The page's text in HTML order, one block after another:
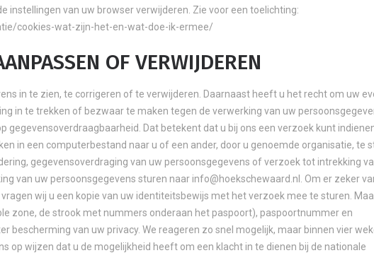
instellingen van uw browser verwijderen. Zie voor een toelichting:
cookies-wat-zijn-het-en-wat-doe-ik-ermee/
OF VERWIJDEREN
in te zien, te corrigeren of te verwijderen. Daarnaast heeft u het recht om uw
in te trekken of bezwaar te maken tegen de verwerking van uw
gegevensoverdraagbaarheid. Dat betekent dat u bij ons een verzoek kunt
in een computerbestand naar u of een ander, door u genoemde organisatie, te
gegevensoverdraging van uw persoonsgegevens of verzoek tot intrekking
van uw persoonsgegevens sturen naar info@hoekschewaard.nl. Om er zeker
wij u een kopie van uw identiteitsbewijs met het verzoek mee te sturen.
zone, de strook met nummers onderaan het paspoort), paspoortnummer en
bescherming van uw privacy. We reageren zo snel mogelijk, maar binnen vier
op wijzen dat u de mogelijkheid heeft om een klacht in te dienen bij de nationale